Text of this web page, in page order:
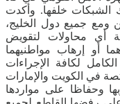
الشبكات خلفها. وأكدت
ومع جميع دول الخليج،
أي محاولات لتقويض
أو إرهاب مواطنيهما
لكافة الإجراءات
في الكويت والإمارات
وحفاظا على مواردها